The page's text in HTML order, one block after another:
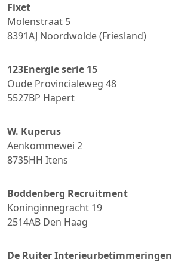
Fixet
Molenstraat 5
8391AJ Noordwolde (Friesland)
123Energie serie 15
Oude Provincialeweg 48
5527BP Hapert
W. Kuperus
Aenkommewei 2
8735HH Itens
Boddenberg Recruitment
Koninginnegracht 19
2514AB Den Haag
De Ruiter Interieurbetimmeringen